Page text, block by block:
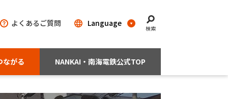
よくあるご質問
検索
ながる NANKAI・南海電鉄公式TOP